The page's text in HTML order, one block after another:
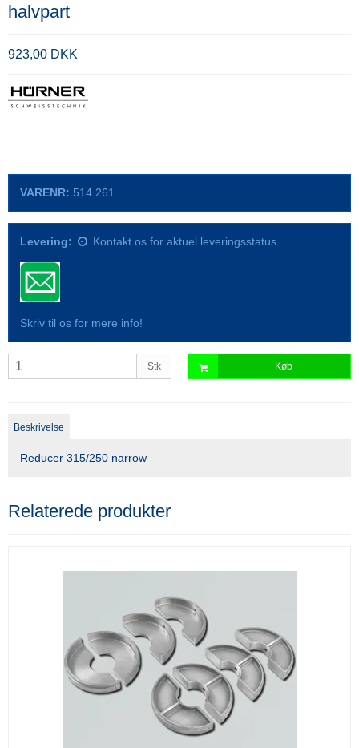
halvpart
923,00 DKK
VARENR: 514.261
Levering: Kontakt os for aktuel leveringsstatus
Skriv til os for mere info!
Stk Køb
Beskrivelse
Reducer 315/250 narrow
Relaterede produkter